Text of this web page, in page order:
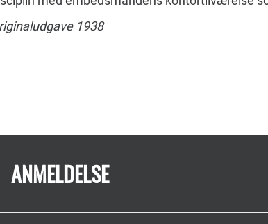
1938
ANMELDELSE